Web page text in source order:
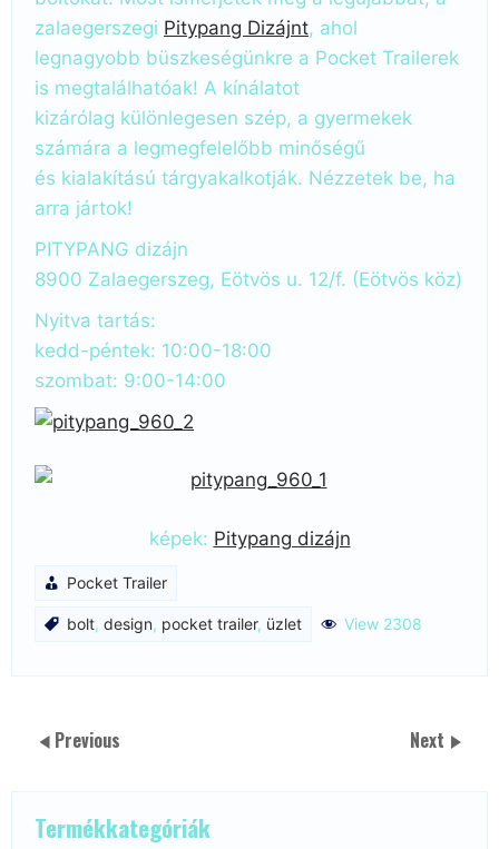
zalaegerszegi Pitypang Dizájnt, ahol
legnagyobb büszkeségünkre a Pocket Trailerek
is megtalálhatóak! A kínálatot
kizárólag különlegesen szép, a gyermekek
számára a legmegfelelőbb minőségű
és kialakítású tárgyakalkotják. Nézzetek be, ha
arra jártok!
PITYPANG dizájn
8900 Zalaegerszeg, Eötvös u. 12/f. (Eötvös köz)
Nyitva tartás:
kedd-péntek: 10:00-18:00
szombat: 9:00-14:00
képek: Pitypang dizájn
Pocket Trailer
bolt, design, pocket trailer, üzlet View 2308
Previous Next
Termékkategóriák